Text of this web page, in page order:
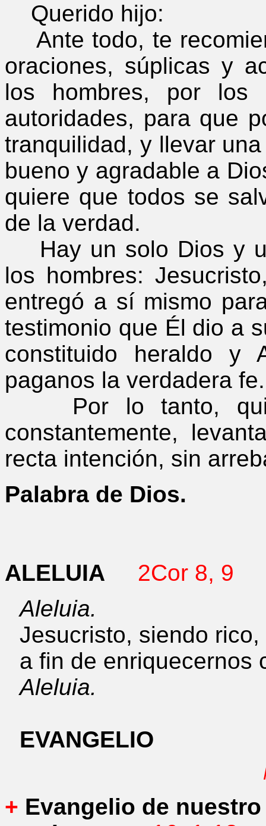
Querido hijo:
Ante todo, te
oraciones, súplicas y
los hombres, por los
autoridades, para que
tranquilidad, y llevar
bueno y agradable a
quiere que todos se
de la verdad.
Hay un solo Dios y
los hombres:
entregó a sí mismo
testimonio que Él dio a
constituido heraldo y
paganos la verdadera
Por lo tanto,
constantemente,
recta intención, sin
Palabra de Dios.
ALELUIA
2Cor 8, 9
Aleluia.
Jesucristo, siendo
a fin de enriquecernos
Aleluia.
EVANGELIO
+ Evangelio de